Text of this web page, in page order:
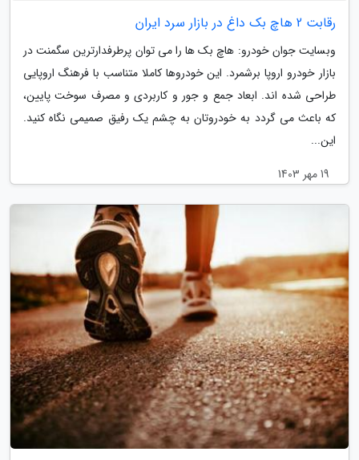
رقابت 2 هاچ بک داغ در بازار سرد ایران
وبسایت جوان خودرو: هاچ بک ها را می توان پرطرفدارترین سگمنت در
بازار خودرو اروپا برشمرد. این خودروها کاملا متناسب با فرهنگ اروپایی
طراحی شده اند. ابعاد جمع و جور و کاربردی و مصرف سوخت پایین،
که باعث می گردد به خودروتان به چشم یک رفیق صمیمی نگاه کنید.
این...
19 مهر 1403